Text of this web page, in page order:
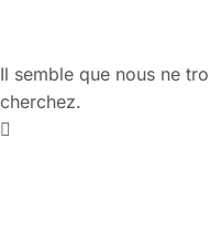
Il semble que nous ne
cherchez.